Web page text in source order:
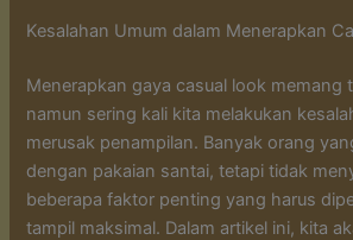
Kesalahan Umum dalam Menerapkan
Menerapkan gaya casual look memang
namun sering kali kita melakukan
merusak penampilan. Banyak orang
dengan pakaian santai, tetapi tidak
beberapa faktor penting yang harus
tampil maksimal. Dalam artikel ini, kita